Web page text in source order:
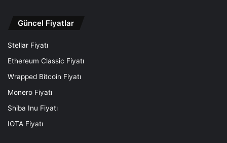
Güncel Fiyatlar
Stellar Fiyatı
Ethereum Classic Fiyatı
Wrapped Bitcoin Fiyatı
Monero Fiyatı
Shiba Inu Fiyatı
IOTA Fiyatı